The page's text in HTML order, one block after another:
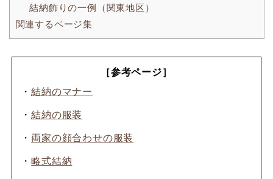
結納飾りの一例（関東地区）
関連するページ集
［参考ページ］
・結納のマナー
・結納の服装
・ 両家の顔合わせの服装
・略式結納